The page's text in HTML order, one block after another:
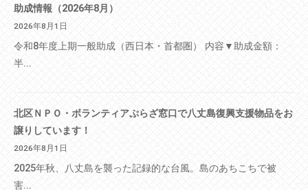
助成情報（2026年8月）
2026年8月1日
令和8年度上期一般助成（西日本・首都圏） 内容▼助成金額：
半...
北区ＮＰＯ・ボランティアぷらざ窓口で八丈島復興支援物品をお
譲りしています！
2026年8月1日
2025年秋、八丈島を襲った記録的な台風。島のあちこちで被
害...